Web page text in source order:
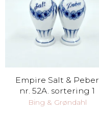
Empire Salt & Peber
nr. 52A. sortering 1
Bing & Grøndahl